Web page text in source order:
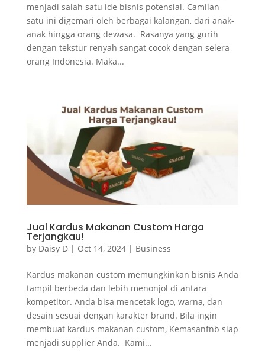
menjadi salah satu ide bisnis potensial. Camilan
satu ini digemari oleh berbagai kalangan, dari anak-
anak hingga orang dewasa. Rasanya yang gurih
dengan tekstur renyah sangat cocok dengan selera
orang Indonesia. Maka...
Jual Kardus Makanan Custom Harga
Terjangkau!
by Daisy D| Oct 14, 2024| Business
Kardus makanan custom memungkinkan bisnis Anda
tampil berbeda dan lebih menonjol di antara
kompetitor. Anda bisa mencetak logo, warna, dan
desain sesuai dengan karakter brand. Bila ingin
membuat kardus makanan custom, Kemasanfnb siap
menjadi supplier Anda. Kami...